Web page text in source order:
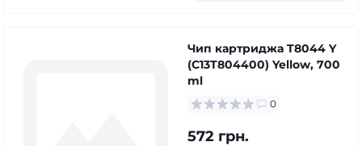
Чип картриджа T8044 Y
(C13T804400) Yellow, 700
ml
0
572 грн.